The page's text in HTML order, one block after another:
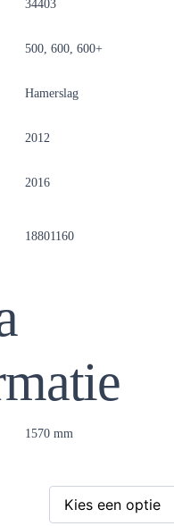
34403
500, 600, 600+
Hamerslag
2012
2016
18801160
1570 mm